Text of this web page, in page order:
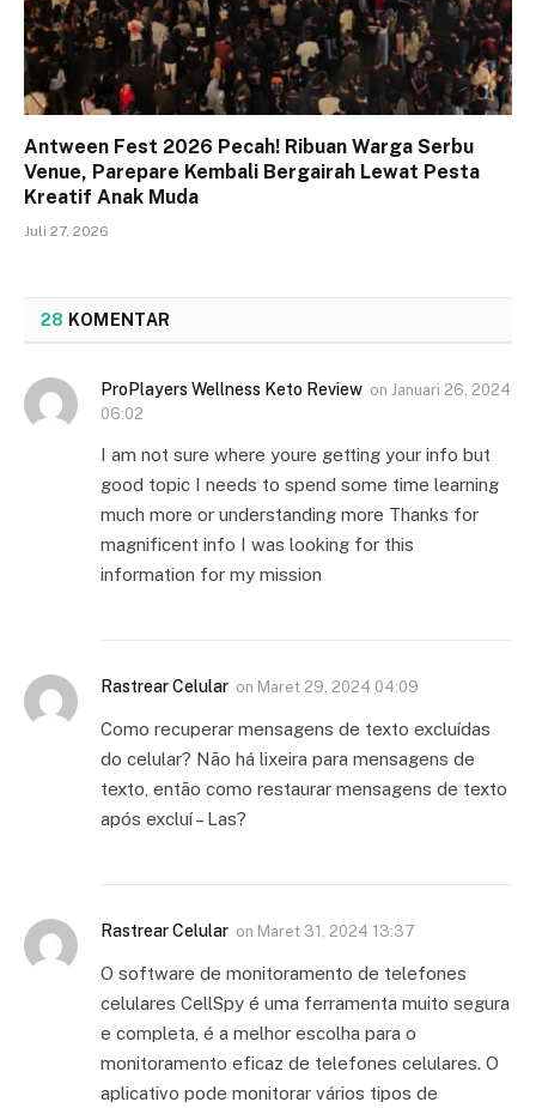
Antween Fest 2026 Pecah! Ribuan Warga Serbu
Venue, Parepare Kembali Bergairah Lewat Pesta
Kreatif Anak Muda
Juli 27, 2026
28 KOMENTAR
ProPlayers Wellness Keto Review on Januari 26, 2024
06:02
I am not sure where youre getting your info but
good topic I needs to spend some time learning
much more or understanding more Thanks for
magnificent info I was looking for this
information for my mission
Rastrear Celular on Maret 29, 2024 04:09
Como recuperar mensagens de texto excluídas
do celular? Não há lixeira para mensagens de
texto, então como restaurar mensagens de texto
após excluí – Las?
Rastrear Celular on Maret 31, 2024 13:37
O software de monitoramento de telefones
celulares CellSpy é uma ferramenta muito segura
e completa, é a melhor escolha para o
monitoramento eficaz de telefones celulares. O
aplicativo pode monitorar vários tipos de